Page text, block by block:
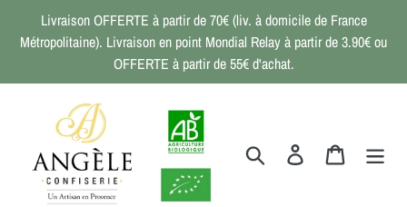
contenu
Livraison OFFERTE à partir de 70€ (liv. à domicile de France
Métropolitaine). Livraison en point Mondial Relay à partir de 3.90€ ou
OFFERTE à partir de 55€ d'achat.
RechercherSe connecter
Panier